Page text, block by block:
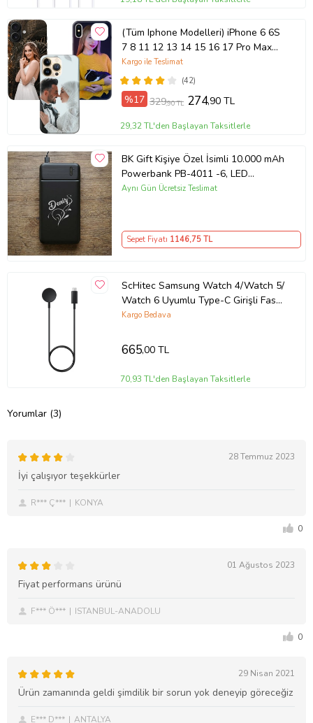
(Tüm Iphone Modelleri) iPhone 6 6S
7 8 11 12 13 14 15 16 17 Pro Max
Plus Mini Kişiye Özel Resimli
Fotoğraflı Kılıf(42)
Kargo ile Teslimat
%17 329,90 TL 274,90 TL
29,32 TL'den Başlayan Taksitlerle
BK Gift Kişiye Özel İsimli 10.000 mAh
Powerbank PB-4011 -6, LED
Göstergeli Taşınabilir Şarj Cihazı,
Aynı Gün Ücretsiz Teslimat
Sepet Fiyatı 1146,75 TL
ScHitec Samsung Watch 4/Watch 5/
Watch 6 Uyumlu Type-C Girişli Fast
Wireless Charge Hızlı Kablosuz Akıllı
Kargo Bedava
665,00 TL
70,93 TL'den Başlayan Taksitlerle
Yorumlar (3)
28 Temmuz 2023
İyi çalışıyor teşekkürler
R*** Ç*** KONYA
0
01 Ağustos 2023
Fiyat performans ürünü
F*** Ö*** ISTANBUL-ANADOLU
0
29 Nisan 2021
Ürün zamanında geldi şimdilik bir sorun yok deneyip göreceğiz
E*** D*** ANTALYA